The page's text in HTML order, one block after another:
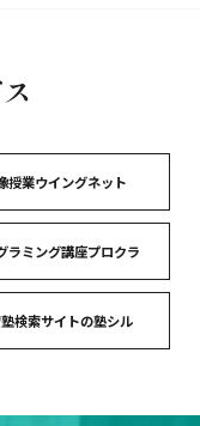
授業ウイングネット
ラミング講座プロクラ
検索サイトの塾シル